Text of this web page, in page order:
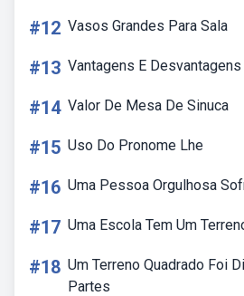
#12 Vasos Grandes Para Sala
#13 Vantagens E
#14 Valor De Mesa De Sinuca
#15 Uso Do Pronome Lhe
#16 Uma Pessoa Orgulhosa
#17 Uma Escola Tem Um
#18 Um Terreno Quadrado Foi
Partes